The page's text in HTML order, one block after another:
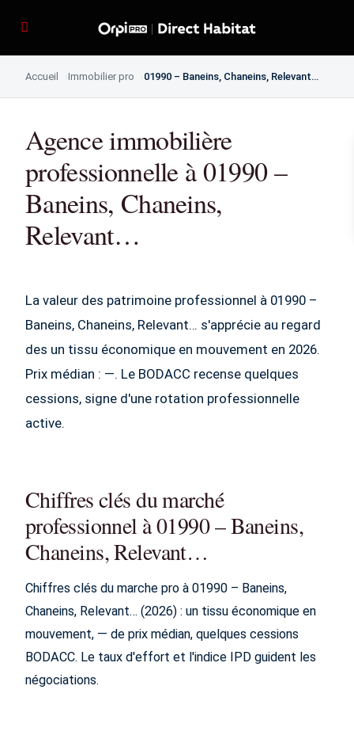
Accueil Immobilier pro 01990 – Baneins, Chaneins, Relevant…
Agence immobilière
professionnelle à 01990 –
Baneins, Chaneins,
Relevant…
La valeur des patrimoine professionnel à 01990 –
Baneins, Chaneins, Relevant… s'apprécie au regard
des un tissu économique en mouvement en 2026.
Prix médian : —. Le BODACC recense quelques
cessions, signe d'une rotation professionnelle
active.
Chiffres clés du marché
professionnel à 01990 – Baneins,
Chaneins, Relevant…
Chiffres clés du marche pro à 01990 – Baneins,
Chaneins, Relevant… (2026) : un tissu économique en
mouvement, — de prix médian, quelques cessions
BODACC. Le taux d'effort et l'indice IPD guident les
négociations.